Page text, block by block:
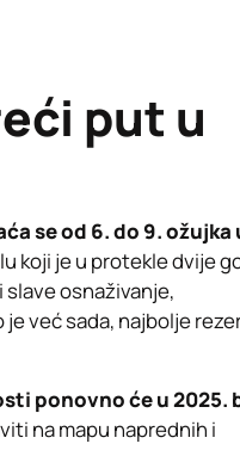
put u
se od 6. do 9. ožujka
koji je u protekle dvije
osnaživanje,
već sada, najbolje
ponovno će u 2025.
na mapu naprednih i